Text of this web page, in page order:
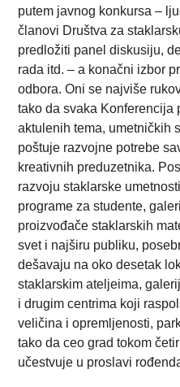
putem javnog konkursa –
članovi Društva za
predložiti panel diskusiju,
rada itd. – a konačni izbor
odbora. Oni se najviše
tako da svaka Konferencija
aktulenih tema, umetničkih
poštuje razvojne potrebe
kreativnih preduzetnika.
razvoju staklarske
programe za studente,
proizvođače staklarskih
svet i najširu publiku,
dešavaju na oko desetak
staklarskim ateljeima,
i drugim centrima koji
veličina i opremljenosti,
tako da ceo grad tokom
učestvuje u proslavi